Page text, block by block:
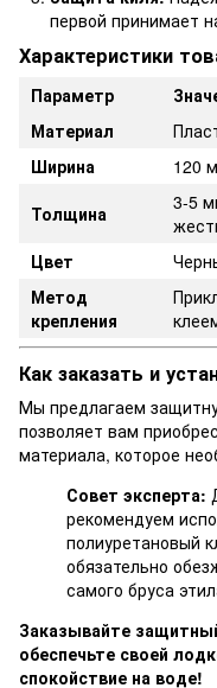
первой принимает
Характеристики
Параметр
Материал
Ширина
120
Толщина
3-5
Цвет
Метод
крепления
Как заказать и
Мы предлагаем
позволяет вам
материала, которое
Совет эксперта:
рекомендуем
полиуретановый
обязательно
самого бруса
Заказывайте
обеспечьте своей
спокойствие на воде!